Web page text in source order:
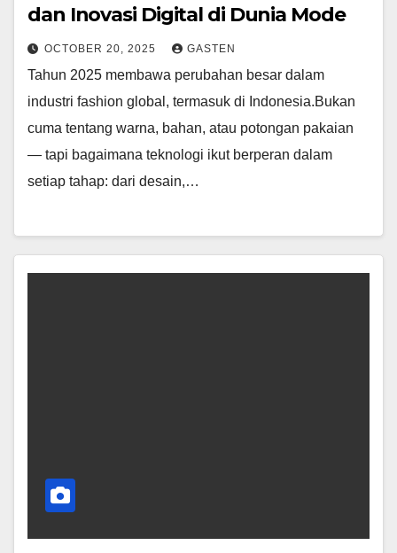
dan Inovasi Digital di Dunia Mode
OCTOBER 20, 2025 GASTEN
Tahun 2025 membawa perubahan besar dalam
industri fashion global, termasuk di Indonesia.Bukan
cuma tentang warna, bahan, atau potongan pakaian
— tapi bagaimana teknologi ikut berperan dalam
setiap tahap: dari desain,…